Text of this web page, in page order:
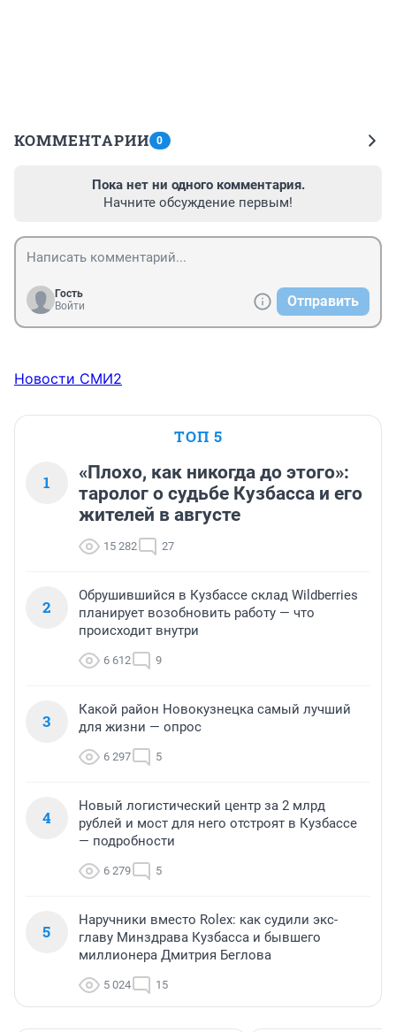
КОММЕНТАРИИ 0
Пока нет ни одного комментария.
Начните обсуждение первым!
Гость
Войти
Отправить
Новости СМИ2
ТОП 5
1
«Плохо, как никогда до этого»:
таролог о судьбе Кузбасса и его
жителей в августе
15 282 27
2
Обрушившийся в Кузбассе склад Wildberries
планирует возобновить работу — что
происходит внутри
6 612 9
3
Какой район Новокузнецка самый лучший
для жизни — опрос
6 297 5
4
Новый логистический центр за 2 млрд
рублей и мост для него отстроят в Кузбассе
— подробности
6 279 5
5
Наручники вместо Rolex: как судили экс-
главу Минздрава Кузбасса и бывшего
миллионера Дмитрия Беглова
5 024 15